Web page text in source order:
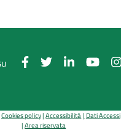
Cookies policy Accessibilità Dati Accessi
Area riservata